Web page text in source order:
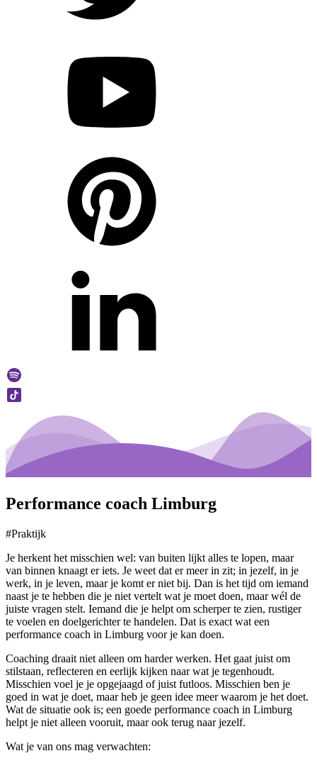
Performance coach Limburg
#Praktijk
Je herkent het misschien wel: van buiten lijkt alles te lopen, maar
van binnen knaagt er iets. Je weet dat er meer in zit; in jezelf, in je
werk, in je leven, maar je komt er niet bij. Dan is het tijd om iemand
naast je te hebben die je niet vertelt wat je moet doen, maar wél de
juiste vragen stelt. Iemand die je helpt om scherper te zien, rustiger
te voelen en doelgerichter te handelen. Dat is exact wat een
performance coach in Limburg voor je kan doen.
Coaching draait niet alleen om harder werken. Het gaat juist om
stilstaan, reflecteren en eerlijk kijken naar wat je tegenhoudt.
Misschien voel je je opgejaagd of juist futloos. Misschien ben je
goed in wat je doet, maar heb je geen idee meer waarom je het doet.
Wat de situatie ook is; een goede performance coach in Limburg
helpt je niet alleen vooruit, maar ook terug naar jezelf.
Wat je van ons mag verwachten: